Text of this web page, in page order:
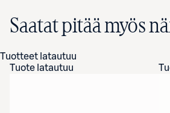
Saatat pitää myös
Tuotteet latautuu
Tuote latautuu